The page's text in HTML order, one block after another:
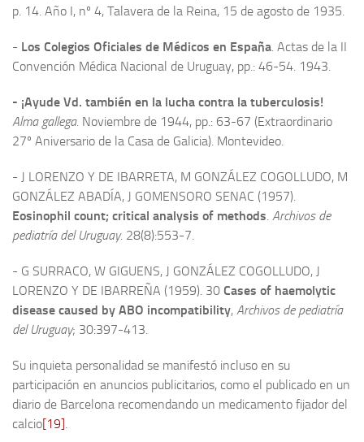
p. 14. Año I, nº 4, Talavera de la Reina, 15 de agosto de 1935.
- Los Colegios Oficiales de Médicos en España. Actas de la II
Convención Médica Nacional de Uruguay, pp.: 46-54. 1943.
- ¡Ayude Vd. también en la lucha contra la tuberculosis!
Alma gallega. Noviembre de 1944, pp.: 63-67 (Extraordinario
27º Aniversario de la Casa de Galicia). Montevideo.
- J LORENZO Y DE IBARRETA, M GONZÁLEZ COGOLLUDO, M
GONZÁLEZ ABADÍA, J GOMENSORO SENAC (1957).
Eosinophil count; critical analysis of methods. Archivos de
pediatría del Uruguay. 28(8):553-7.
- G SURRACO, W GIGUENS, J GONZÁLEZ COGOLLUDO, J
LORENZO Y DE IBARREÑA (1959). 30 Cases of haemolytic
disease caused by ABO incompatibility, Archivos de pediatría
del Uruguay; 30:397-413.
Su inquieta personalidad se manifestó incluso en su
participación en anuncios publicitarios, como el publicado en un
diario de Barcelona recomendando un medicamento fijador del
calcio[19].